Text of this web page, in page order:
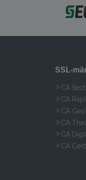
CA
CA
CA
CA
CA
CA